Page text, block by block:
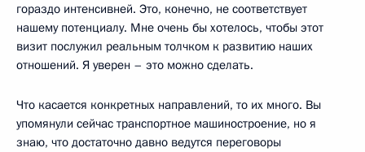
гораздо интенсивней. Это, конечно, не соответствует
нашему потенциалу. Мне очень бы хотелось, чтобы этот
визит послужил реальным толчком к развитию наших
отношений. Я уверен – это можно сделать.
Что касается конкретных направлений, то их много. Вы
упомянули сейчас транспортное машиностроение, но я
знаю, что достаточно давно ведутся переговоры